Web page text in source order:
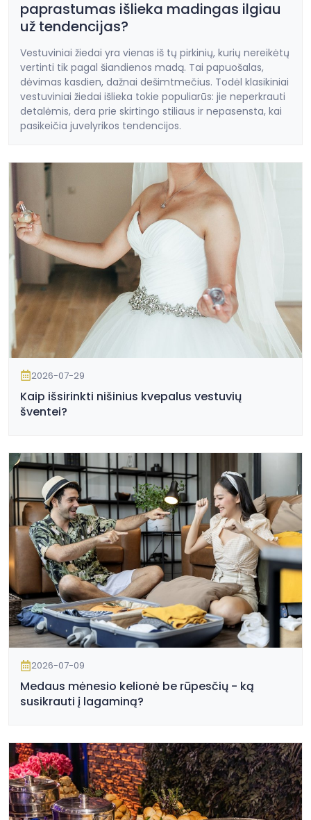
paprastumas išlieka madingas ilgiau
už tendencijas?
Vestuviniai žiedai yra vienas iš tų pirkinių, kurių nereikėtų
vertinti tik pagal šiandienos madą. Tai papuošalas,
dėvimas kasdien, dažnai dešimtmečius. Todėl klasikiniai
vestuviniai žiedai išlieka tokie populiarūs: jie neperkrauti
detalėmis, dera prie skirtingo stiliaus ir nepasensta, kai
pasikeičia juvelyrikos tendencijos.
2026-07-29
Kaip išsirinkti nišinius kvepalus vestuvių
šventei?
2026-07-09
Medaus mėnesio kelionė be rūpesčių - ką
susikrauti į lagaminą?